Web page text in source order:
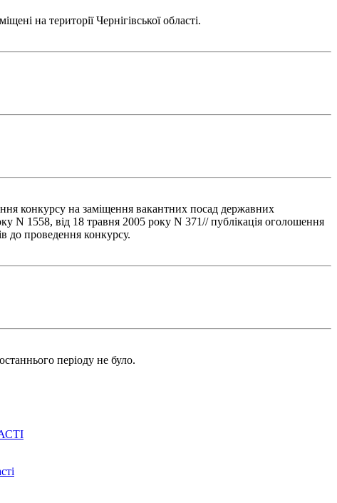
на території Чернігівської області.
конкурсу на заміщення вакантних посад державних
N 1558, від 18 травня 2005 року N 371// публікація оголошення
до проведення конкурсу.
періоду не було.